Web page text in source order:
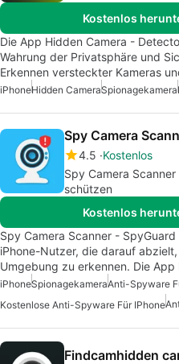
Kostenlos
Die App Hidden Camera -
Wahrung der Privatsphäre und
Erkennen versteckter Kameras
iPhoneHidden CameraSpionagekamera
Spy Camera
4.5 Kostenlos
Spy Camera
schützen
Kostenlos
Spy Camera Scanner -
iPhone-Nutzer, die darauf
Umgebung zu erkennen. Die
iPhoneSpionagekameraAnti-Spyware
Kostenlose Anti-Spyware Für IPhone
Findcamhidden